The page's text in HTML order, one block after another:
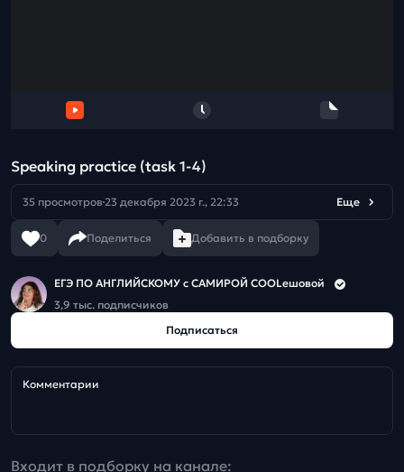
Speaking practice (task 1-4)
35 просмотров 23 декабря 2023 г., 22:33 Еще
0 Поделиться Добавить в подборку
ЕГЭ ПО АНГЛИЙСКОМУ с САМИРОЙ COOLешовой
3,9 тыс. подписчиков
Подписаться
Комментарии
Входит в подборку на канале: